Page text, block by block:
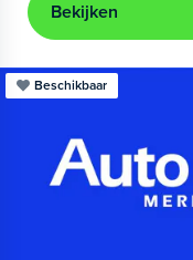
Bekijken
Beschikbaar